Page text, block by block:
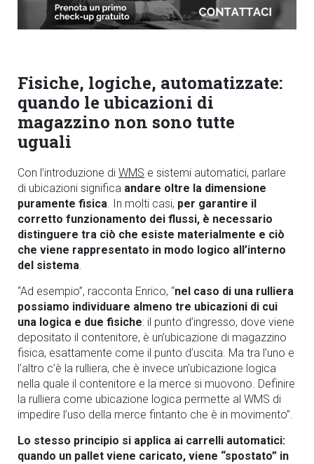
Fisiche, logiche, automatizzate:
quando le ubicazioni di
magazzino non sono tutte
uguali
Con l’introduzione di WMS e sistemi automatici, parlare
di ubicazioni significa andare oltre la dimensione
puramente fisica. In molti casi, per garantire il
corretto funzionamento dei flussi, è necessario
distinguere tra ciò che esiste materialmente e ciò
che viene rappresentato in modo logico all’interno
del sistema.
“Ad esempio”, racconta Enrico, “nel caso di una rulliera
possiamo individuare almeno tre ubicazioni di cui
una logica e due fisiche: il punto d’ingresso, dove viene
depositato il contenitore, è un’ubicazione di magazzino
fisica, esattamente come il punto d’uscita. Ma tra l’uno e
l’altro c’è la rulliera, che è invece un’ubicazione logica
nella quale il contenitore e la merce si muovono. Definire
la rulliera come ubicazione logica permette al WMS di
impedire l’uso della merce fintanto che è in movimento”.
Lo stesso principio si applica ai carrelli automatici:
quando un pallet viene caricato, viene “spostato” in